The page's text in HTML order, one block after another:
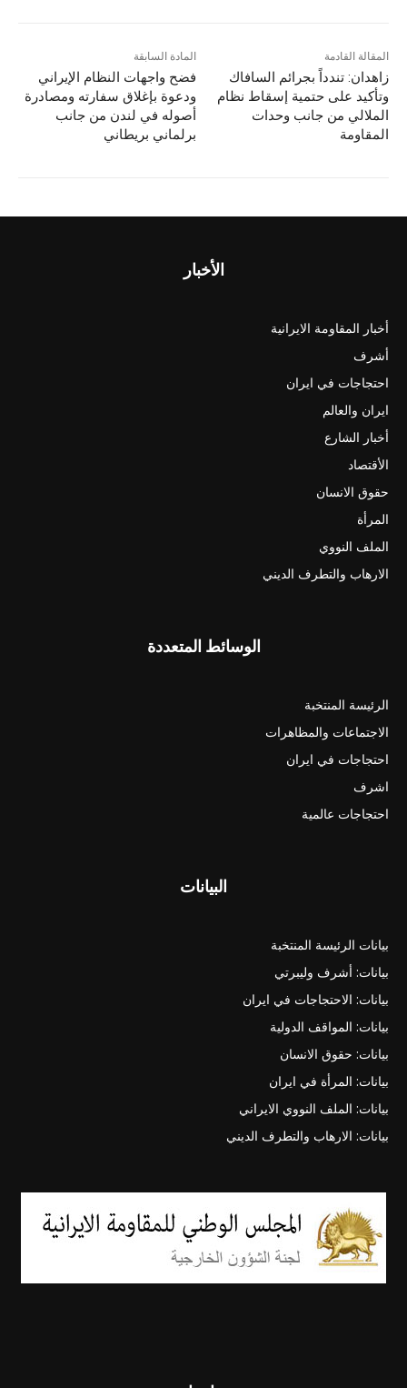
المادة السابقة
فضح واجهات النظام الإيراني
ودعوة بإغلاق سفارته ومصادرة
أصوله في لندن من جانب
برلماني بريطاني
المقالة القادمة
زاهدان: تندداً بجرائم السافاك
وتأكید علی حتمية إسقاط نظام
الملالي من جانب وحدات
المقاومة
الأخبار
أخبار المقاومة الايرانية
أشرف
احتجاجات في ايران
ايران والعالم
أخبار الشارع
الأقتصاد
حقوق الانسان
المرأة
الملف النووي
الارهاب والتطرف الديني
الوسائط المتعددة
الرئيسة المنتخبة
الاجتماعات والمظاهرات
احتجاجات في ايران
اشرف
احتجاجات عالمية
البيانات
بيانات الرئيسة المنتخبة
بيانات: أشرف وليبرتي
بيانات: الاحتجاجات في ايران
بيانات: المواقف الدولية
بيانات: حقوق الانسان
بيانات: المرأة في ايران
بيانات: الملف النووي الايراني
بيانات: الارهاب والتطرف الديني